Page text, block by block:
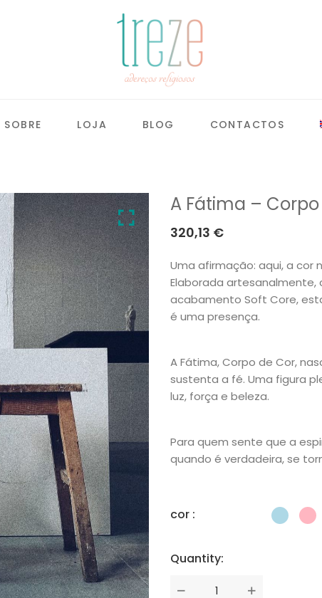
SOBRE LOJA BLOG CONTACTOS
A Fátima –
320,13 €
Uma afirmação: aqui, a cor
Elaborada
acabamento Soft Core,
é uma presença.
A Fátima, Corpo de Cor,
sustenta a fé. Uma figura
luz, força e beleza.
Para quem sente que a
quando é verdadeira, se
cor :
Quantity:
Quantity